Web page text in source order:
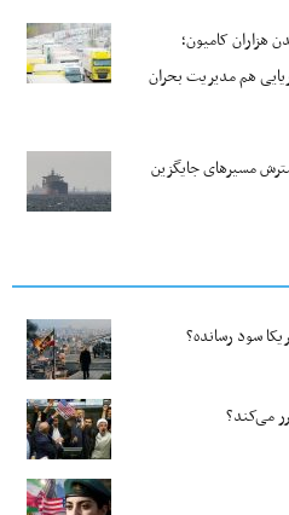
هزاران کامیون؛
هم مدیریت بحران
مسیرهای جایگزین
سود رسانده؟
می‌کند؟